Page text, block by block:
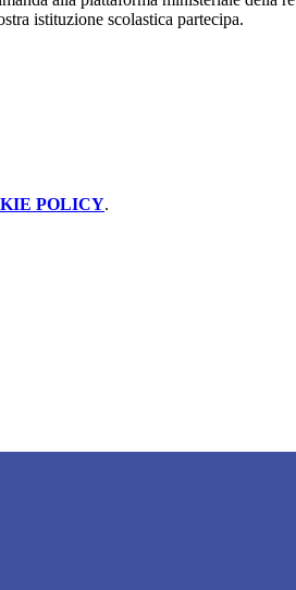
istituzione scolastica partecipa.
POLICY.